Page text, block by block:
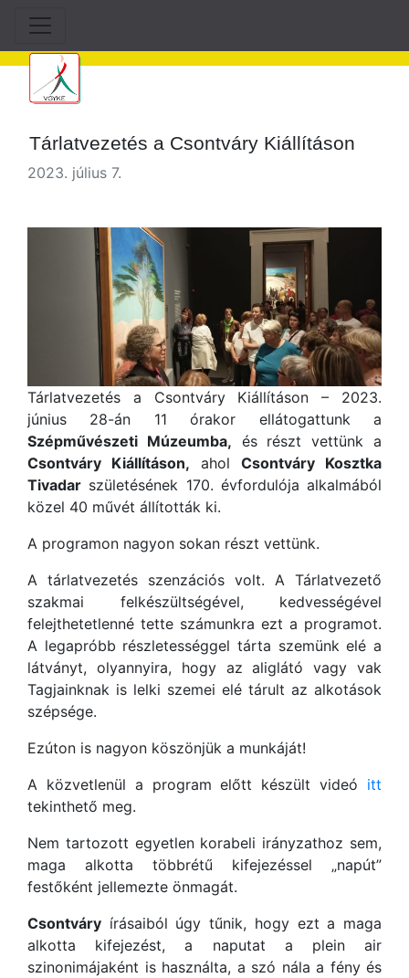
Tárlatvezetés a Csontváry Kiállításon
2023. július 7.
Tárlatvezetés a Csontváry Kiállításon – 2023.
június 28-án 11 órakor ellátogattunk a
Szépművészeti Múzeumba, és részt vettünk a
Csontváry Kiállításon, ahol Csontváry Kosztka
Tivadar születésének 170. évfordulója alkalmából
közel 40 művét állították ki.
A programon nagyon sokan részt vettünk.
A tárlatvezetés szenzációs volt. A Tárlatvezető
szakmai felkészültségével, kedvességével
felejthetetlenné tette számunkra ezt a programot.
A legapróbb részletességgel tárta szemünk elé a
látványt, olyannyira, hogy az aliglátó vagy vak
Tagjainknak is lelki szemei elé tárult az alkotások
szépsége.
Ezúton is nagyon köszönjük a munkáját!
A közvetlenül a program előtt készült videó itt
tekinthető meg.
Nem tartozott egyetlen korabeli irányzathoz sem,
maga alkotta többrétű kifejezéssel „napút”
festőként jellemezte önmagát.
Csontváry írásaiból úgy tűnik, hogy ezt a maga
alkotta kifejezést, a naputat a plein air
szinonimájaként is használta, a szó nála a fény és